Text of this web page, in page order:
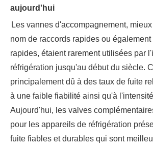
aujourd'hui
Les vannes d'accompagnement,
nom de raccords rapides ou
rapides, étaient rarement utilisées par
réfrigération jusqu'au début du siècle.
principalement dû à des taux de fuite
à une faible fiabilité ainsi qu'à
Aujourd'hui, les valves
pour les appareils de réfrigération
fuite fiables et durables qui sont